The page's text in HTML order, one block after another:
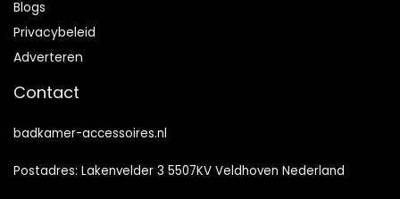
Blogs
Privacybeleid
Adverteren
Contact
badkamer-accessoires.nl
Postadres: Lakenvelder 3 5507KV Veldhoven Nederland